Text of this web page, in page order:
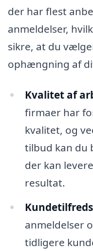
der har flest
anmeldelser,
sikre, at du
ophængning af
Kvalitet af
firmaer har
kvalitet, og
tilbud kan du
der kan
resultat.
anmeldelser
tidligere